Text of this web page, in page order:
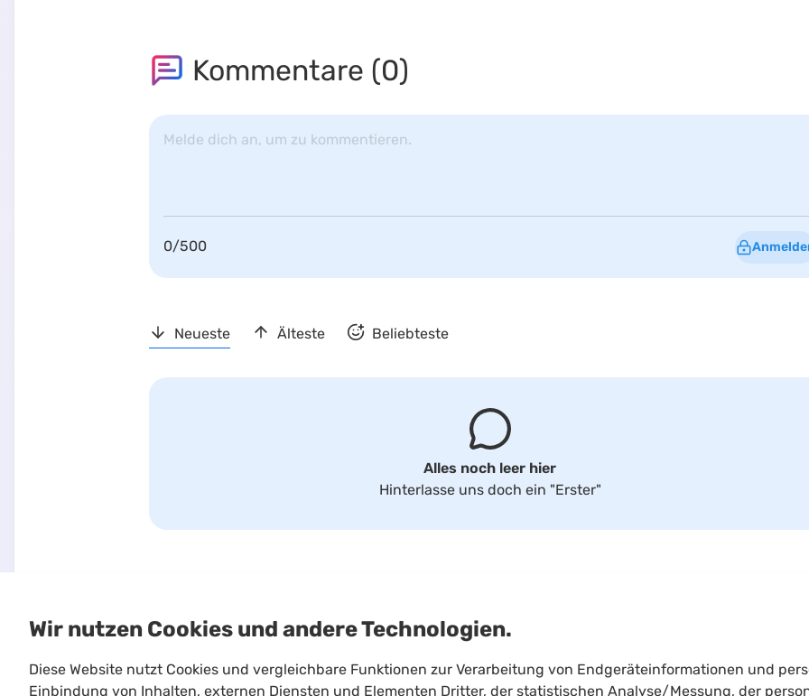
Kommentare (0)
Melde dich an, um zu kommentieren.
0/500
Neueste Älteste Beliebteste
Alles noch leer hier
Hinterlasse uns doch ein "Erster"
Wir nutzen Cookies und andere Technologien.
Diese Website nutzt Cookies und vergleichbare Funktionen zur Verarbeitung von Endgeräteinformationen und
Einbindung von Inhalten, externen Diensten und Elementen Dritter, der statistischen Analyse/Messung, der